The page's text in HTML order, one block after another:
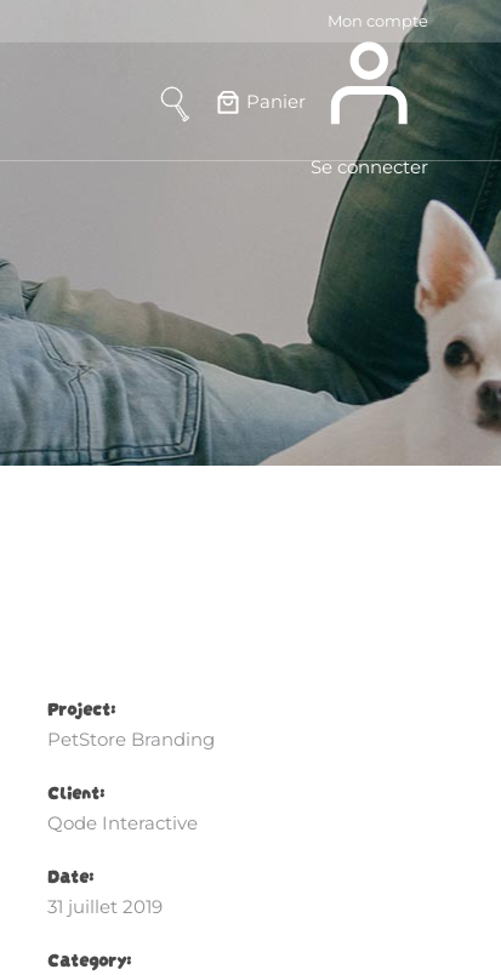
Mon compte
Panier
Se connecter
Project:
PetStore Branding
Client:
Qode Interactive
Date:
31 juillet 2019
Category: